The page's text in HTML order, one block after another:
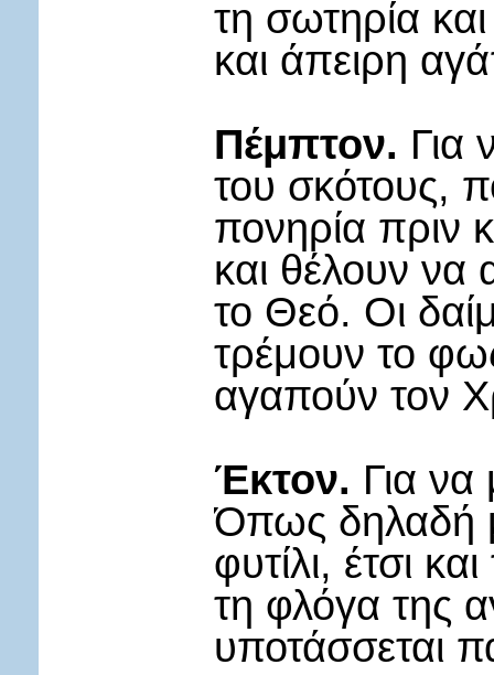
τη σωτηρία
και άπειρη
Πέμπτον. Για
του σκότους,
πονηρία πριν
και θέλουν
το Θεό. Οι
τρέμουν το
αγαπούν τον
Έκτον. Για να
Όπως δηλαδή
φυτίλι, έτσι
τη φλόγα της
υποτάσσεται